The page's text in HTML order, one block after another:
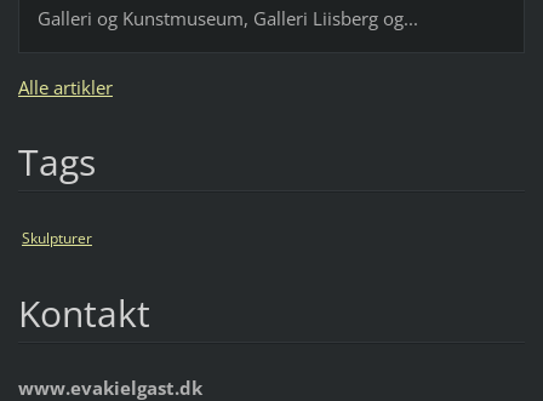
Galleri og Kunstmuseum, Galleri Liisberg og...
Alle artikler
Tags
Skulpturer
Kontakt
www.evakielgast.dk